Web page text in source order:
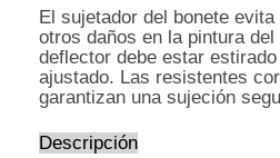
El sujetador del bonete
otros daños en la pintura del
deflector debe estar
ajustado. Las resistentes
garantizan una sujeción
Descripción